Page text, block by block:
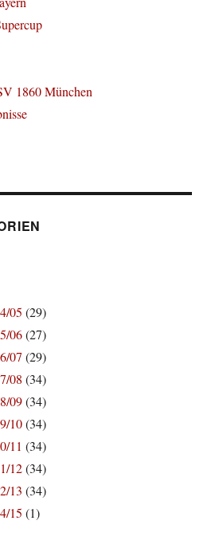
1860 München
05 (29)
06(27)
07 (29)
08 (34)
09(34)
10(34)
11 (34)
12(34)
13 (34)
15 (1)